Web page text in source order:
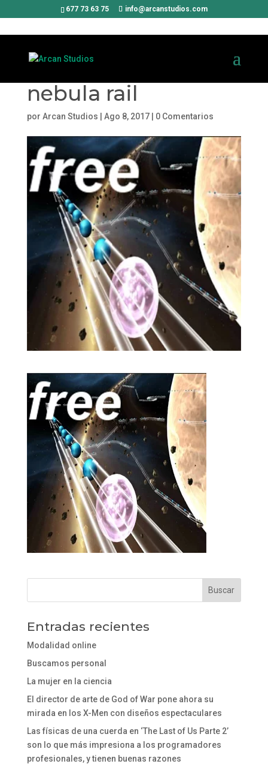
677 73 63 75 info@arcanstudios.com
nebula rail
por Arcan Studios Ago 8, 2017| 0 Comentarios
Entradas recientes
Modalidad online
Buscamos personal
La mujer en la ciencia
El director de arte de God of War pone ahora su
mirada en los X-Men con diseños espectaculares
Las físicas de una cuerda en ‘The Last of Us Parte 2’
son lo que más impresiona a los programadores
profesionales, y tienen buenas razones